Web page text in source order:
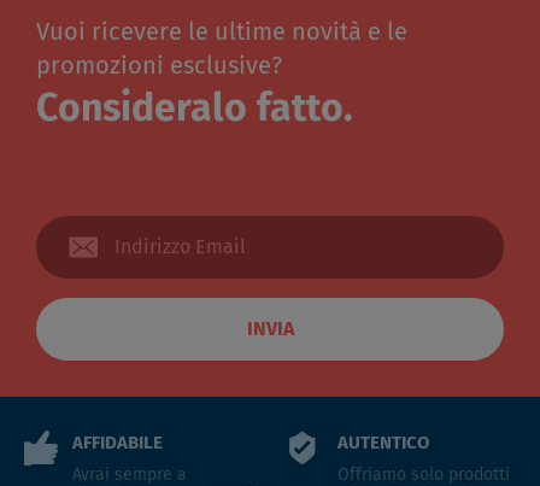
Vuoi ricevere le ultime novità e le
promozioni esclusive?
Consideralo fatto.
INVIA
AFFIDABILE
Avrai sempre a
AUTENTICO
Offriamo solo prodotti